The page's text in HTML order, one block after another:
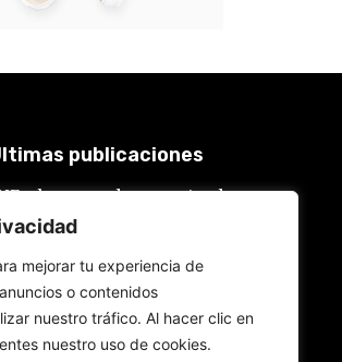
mejorar tu experiencia de
o contenidos
nuestro tráfico. Al hacer clic en
nuestro uso de cookies.
publicaciones
y los casos de renuncias de
a alcaldes similares a
de López Aliaga: La
agosto de 2026
López Aliaga recibe sin